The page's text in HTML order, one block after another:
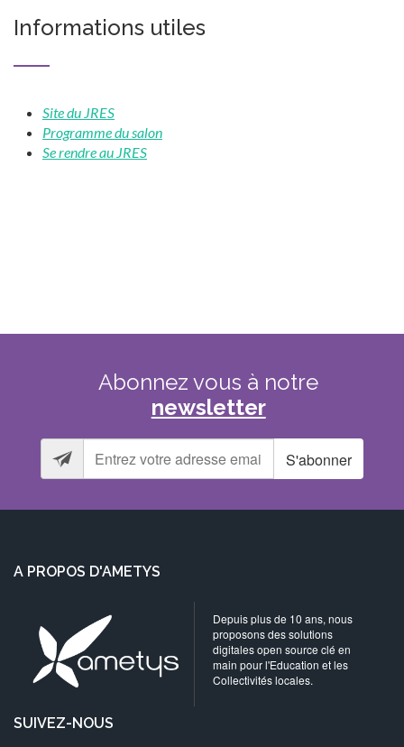
Informations utiles
Site du JRES
Programme du salon
Se rendre au JRES
Abonnez vous à notre
newsletter
S'abonner
A PROPOS D'AMETYS
Depuis plus de 10 ans, nous
proposons des solutions
digitales open source clé en
main pour l'Education et les
Collectivités locales.
SUIVEZ-NOUS